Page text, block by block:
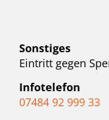
Sonstiges
Eintritt gegen
Infotelefon
07484 92 999 33